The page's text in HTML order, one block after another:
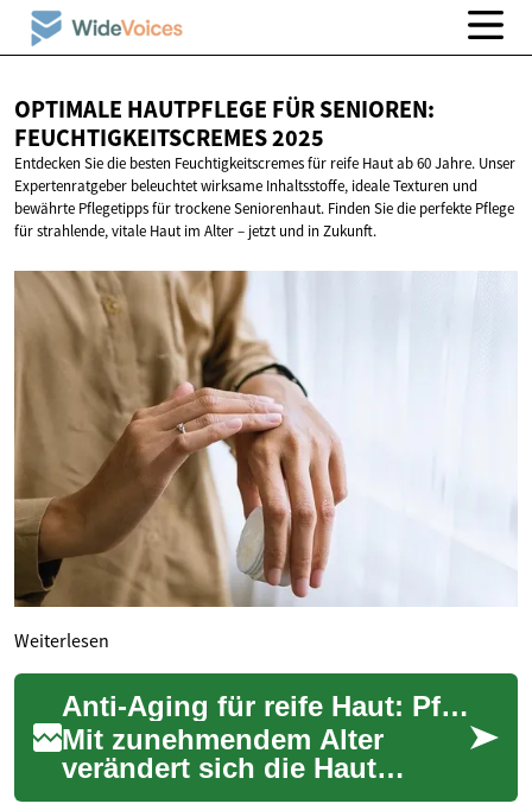
OPTIMALE HAUTPFLEGE FÜR SENIOREN:
FEUCHTIGKEITSCREMES 2025
Entdecken Sie die besten Feuchtigkeitscremes für reife Haut ab 60 Jahre. Unser
Expertenratgeber beleuchtet wirksame Inhaltsstoffe, ideale Texturen und
bewährte Pflegetipps für trockene Seniorenhaut. Finden Sie die perfekte Pflege
für strahlende, vitale Haut im Alter – jetzt und in Zukunft.
Weiterlesen
Anti-Aging für reife Haut: Pflege für Senioren
Mit zunehmendem Alter
verändert sich die Haut
sichtbar: sie verliert